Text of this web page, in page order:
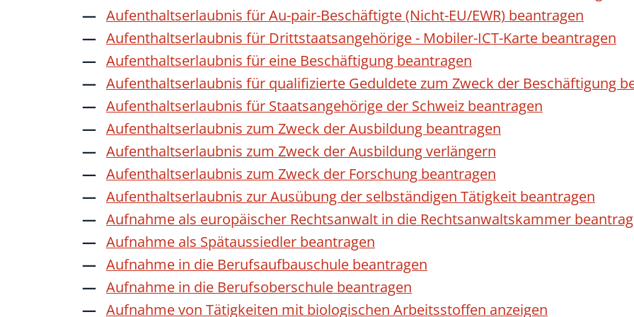
Aufenthaltserlaubnis für Au-pair-Beschäftigte (Nicht-EU/EWR) beantragen
Aufenthaltserlaubnis für Drittstaatsangehörige - Mobiler-ICT-Karte beantragen
Aufenthaltserlaubnis für eine Beschäftigung beantragen
Aufenthaltserlaubnis für qualifizierte Geduldete zum Zweck der Beschäftigung
Aufenthaltserlaubnis für Staatsangehörige der Schweiz beantragen
Aufenthaltserlaubnis zum Zweck der Ausbildung beantragen
Aufenthaltserlaubnis zum Zweck der Ausbildung verlängern
Aufenthaltserlaubnis zum Zweck der Forschung beantragen
Aufenthaltserlaubnis zur Ausübung der selbständigen Tätigkeit beantragen
Aufnahme als europäischer Rechtsanwalt in die Rechtsanwaltskammer
Aufnahme als Spätaussiedler beantragen
Aufnahme in die Berufsaufbauschule beantragen
Aufnahme in die Berufsoberschule beantragen
Aufnahme von Tätigkeiten mit biologischen Arbeitsstoffen anzeigen